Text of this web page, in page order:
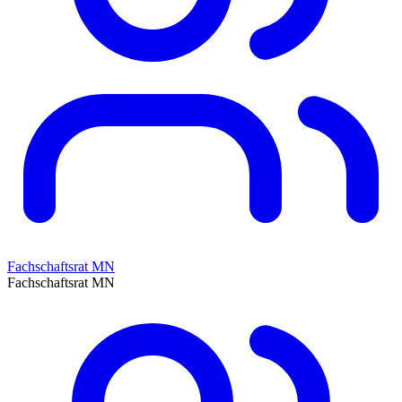
Fachschaftsrat MN
Fachschaftsrat MN